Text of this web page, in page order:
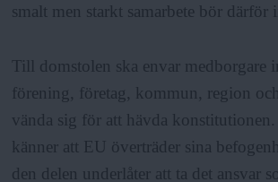
smalt men starkt samarbete bör därför
Till domstolen ska envar medborgare
förening, företag, kommun, region
vända sig för att hävda
känner att EU överträder sina
den delen underlåter att ta det ansvar